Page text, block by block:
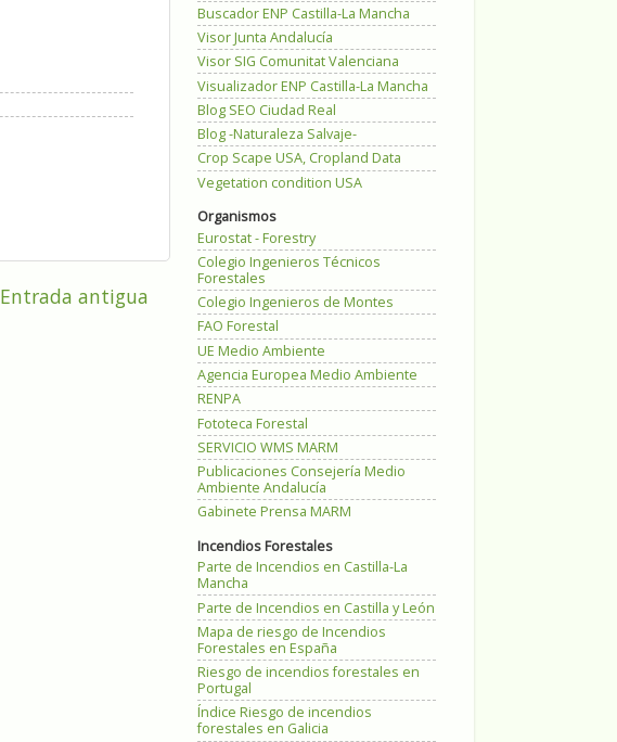
Entrada antigua
Buscador ENP Castilla-La Mancha
Visor Junta Andalucía
Visor SIG Comunitat Valenciana
Visualizador ENP Castilla-La Mancha
Blog SEO Ciudad Real
Blog -Naturaleza Salvaje-
Crop Scape USA, Cropland Data
Vegetation condition USA
Organismos
Eurostat - Forestry
Colegio Ingenieros Técnicos
Forestales
Colegio Ingenieros de Montes
FAO Forestal
UE Medio Ambiente
Agencia Europea Medio Ambiente
RENPA
Fototeca Forestal
SERVICIO WMS MARM
Publicaciones Consejería Medio
Ambiente Andalucía
Gabinete Prensa MARM
Incendios Forestales
Parte de Incendios en Castilla-La
Mancha
Parte de Incendios en Castilla y León
Mapa de riesgo de Incendios
Forestales en España
Riesgo de incendios forestales en
Portugal
Índice Riesgo de incendios
forestales en Galicia